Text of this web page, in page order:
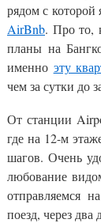
рядом с которой
AirBnb. Про то,
планы на
именно эту
чем за сутки до
От станции
где на 12-м
шагов. Очень
любование
отправляемся
поезд, через